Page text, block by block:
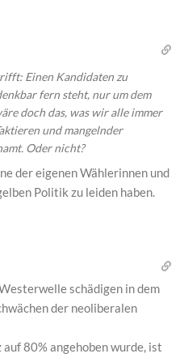
Einen Kandidaten zu
fern steht, nur um dem
doch das, was wir alle immer
und mangelnder
Oder nicht?
der eigenen Wählerinnen und
Politik zu leiden haben.
schädigen in dem
der neoliberalen
80% angehoben wurde, ist